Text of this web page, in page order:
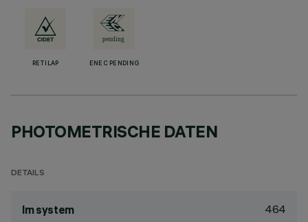
RETILAP ENEC PENDING
PHOTOMETRISCHE DATEN
DETAILS
lm system 464